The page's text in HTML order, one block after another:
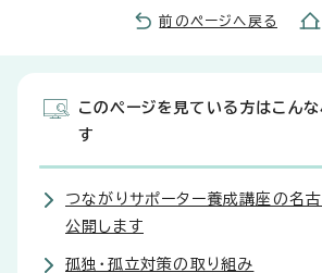
前のページへ戻る
このページを見ている方はこん
す
つながりサポーター養成講座の名
公開します
孤独・孤立対策の取り組み